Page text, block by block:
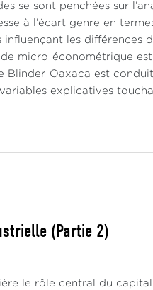
se sont penchées sur
à l’écart genre en
les différences
micro-économétrique est
Blinder-Oaxaca est
explicatives
(Partie 2)
le rôle central du